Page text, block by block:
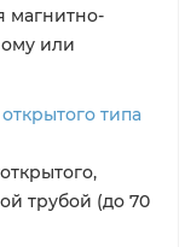
магнитно-
или
типа
трубой (до 70